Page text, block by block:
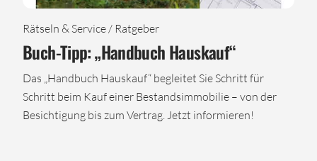
Rätseln & Service / Ratgeber
Buch-Tipp: „Handbuch Hauskauf“
Das „Handbuch Hauskauf“ begleitet Sie Schritt für
Schritt beim Kauf einer Bestandsimmobilie – von der
Besichtigung bis zum Vertrag. Jetzt informieren!